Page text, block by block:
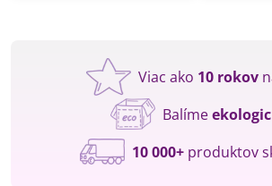
Viac ako 10 rokov
Balíme
10 000+produktov